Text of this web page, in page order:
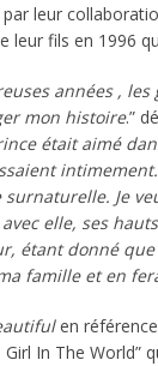
leur
leur fils en 1996
années , les
mon histoire.”
était aimé
Je
elle, ses
étant donné
famille et en
en
In The World”